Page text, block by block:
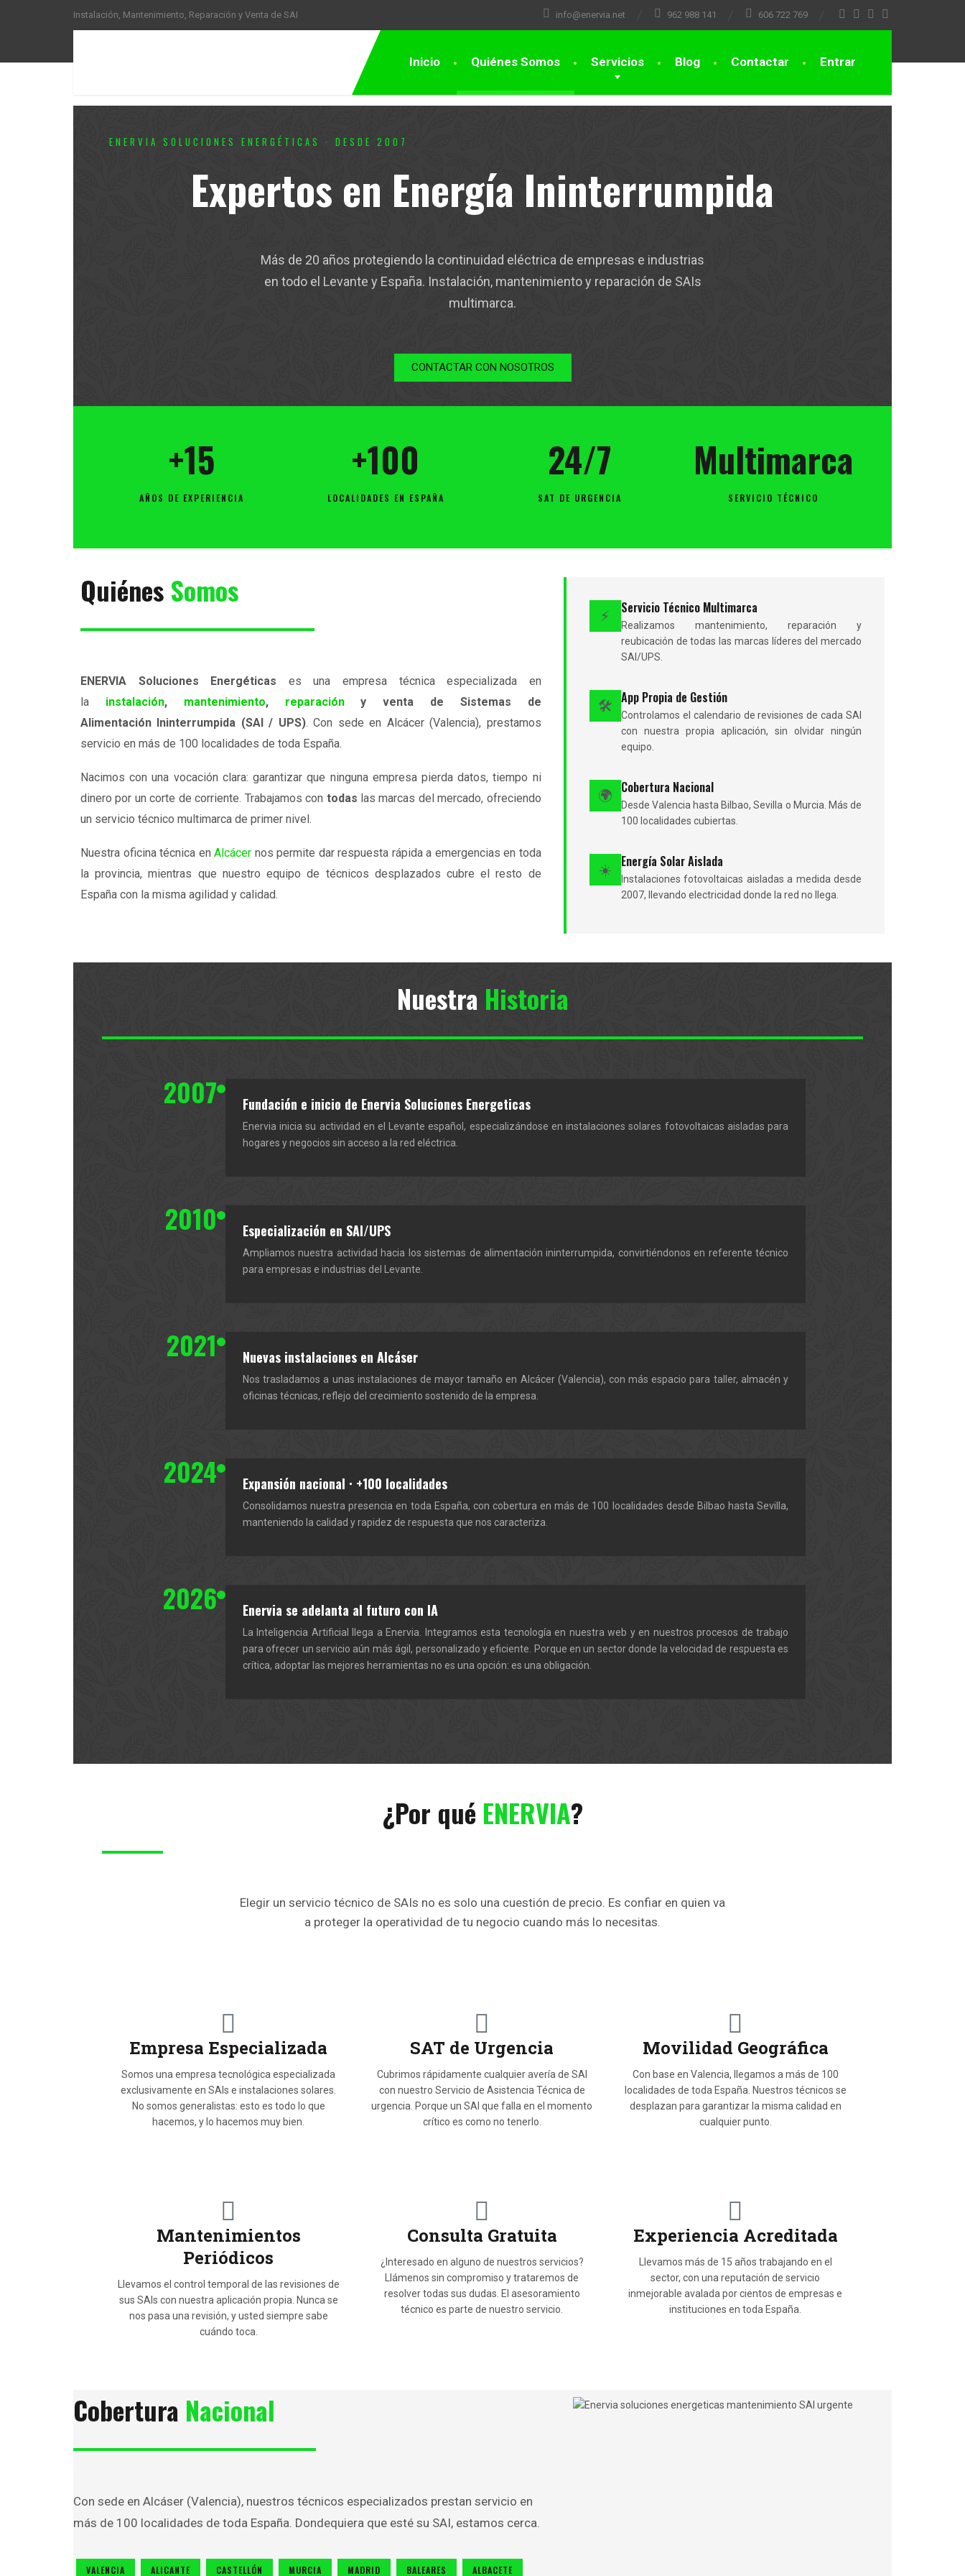
Instalación, Mantenimiento, Reparación y Venta de SAI info@enervia.net 962 988 141 606 722 769
Inicio Quiénes Somos Servicios Blog Contactar Entrar
ENERVIA SOLUCIONES ENERGÉTICAS · DESDE 2007
Expertos en Energía Ininterrumpida
Más de 20 años protegiendo la continuidad eléctrica de empresas e industrias
en todo el Levante y España. Instalación, mantenimiento y reparación de SAIs
multimarca.
CONTACTAR CON NOSOTROS
+15
AÑOS DE EXPERIENCIA
+100
LOCALIDADES EN ESPAÑA
24/7
SAT DE URGENCIA
Multimarca
SERVICIO TÉCNICO
Quiénes Somos
ENERVIA Soluciones Energéticas es una empresa técnica especializada en
la instalación, mantenimiento, reparacióny venta de Sistemas de
Alimentación Ininterrumpida (SAI / UPS). Con sede en Alcácer (Valencia), prestamos
servicio en más de 100 localidades de toda España.
Nacimos con una vocación clara: garantizar que ninguna empresa pierda datos, tiempo ni
dinero por un corte de corriente. Trabajamos con todas las marcas del mercado, ofreciendo
un servicio técnico multimarca de primer nivel.
Nuestra oficina técnica enAlcácer nos permite dar respuesta rápida a emergencias en toda
la provincia, mientras que nuestro equipo de técnicos desplazados cubre el resto de
España con la misma agilidad y calidad.
⚡ Servicio Técnico Multimarca
Realizamos mantenimiento, reparación y
reubicación de todas las marcas líderes del mercado
SAI/UPS.
🛠 App Propia de Gestión
Controlamos el calendario de revisiones de cada SAI
con nuestra propia aplicación, sin olvidar ningún
equipo.
🌍 Cobertura Nacional
Desde Valencia hasta Bilbao, Sevilla o Murcia. Más de
100 localidades cubiertas.
☀️ Energía Solar Aislada
Instalaciones fotovoltaicas aisladas a medida desde
2007, llevando electricidad donde la red no llega.
Nuestra Historia
2007 Fundación e inicio de Enervia Soluciones Energeticas
Enervia inicia su actividad en el Levante español, especializándose en instalaciones solares fotovoltaicas aisladas para
hogares y negocios sin acceso a la red eléctrica.
2010 Especialización en SAI/UPS
Ampliamos nuestra actividad hacia los sistemas de alimentación ininterrumpida, convirtiéndonos en referente técnico
para empresas e industrias del Levante.
2021 Nuevas instalaciones en Alcáser
Nos trasladamos a unas instalaciones de mayor tamaño en Alcácer (Valencia), con más espacio para taller, almacén y
oficinas técnicas, reflejo del crecimiento sostenido de la empresa.
2024 Expansión nacional · +100 localidades
Consolidamos nuestra presencia en toda España, con cobertura en más de 100 localidades desde Bilbao hasta Sevilla,
manteniendo la calidad y rapidez de respuesta que nos caracteriza.
2026 Enervia se adelanta al futuro con IA
La Inteligencia Artificial llega a Enervia. Integramos esta tecnología en nuestra web y en nuestros procesos de trabajo
para ofrecer un servicio aún más ágil, personalizado y eficiente. Porque en un sector donde la velocidad de respuesta es
crítica, adoptar las mejores herramientas no es una opción: es una obligación.
¿Por qué ENERVIA?
Elegir un servicio técnico de SAIs no es solo una cuestión de precio. Es confiar en quien va
a proteger la operatividad de tu negocio cuando más lo necesitas.
Empresa Especializada
Somos una empresa tecnológica especializada
exclusivamente en SAIs e instalaciones solares.
No somos generalistas: esto es todo lo que
hacemos, y lo hacemos muy bien.
SAT de Urgencia
Cubrimos rápidamente cualquier avería de SAI
con nuestro Servicio de Asistencia Técnica de
urgencia. Porque un SAI que falla en el momento
crítico es como no tenerlo.
Movilidad Geográfica
Con base en Valencia, llegamos a más de 100
localidades de toda España. Nuestros técnicos se
desplazan para garantizar la misma calidad en
cualquier punto.
Mantenimientos
Periódicos
Llevamos el control temporal de las revisiones de
sus SAIs con nuestra aplicación propia. Nunca se
nos pasa una revisión, y usted siempre sabe
cuándo toca.
Consulta Gratuita
¿Interesado en alguno de nuestros servicios?
Llámenos sin compromiso y trataremos de
resolver todas sus dudas. El asesoramiento
técnico es parte de nuestro servicio.
Experiencia Acreditada
Llevamos más de 15 años trabajando en el
sector, con una reputación de servicio
inmejorable avalada por cientos de empresas e
instituciones en toda España.
Cobertura Nacional
Con sede en Alcáser (Valencia), nuestros técnicos especializados prestan servicio en
más de 100 localidades de toda España. Dondequiera que esté su SAI, estamos cerca.
VALENCIA ALICANTE CASTELLÓN MURCIA MADRID BALEARES ALBACETE